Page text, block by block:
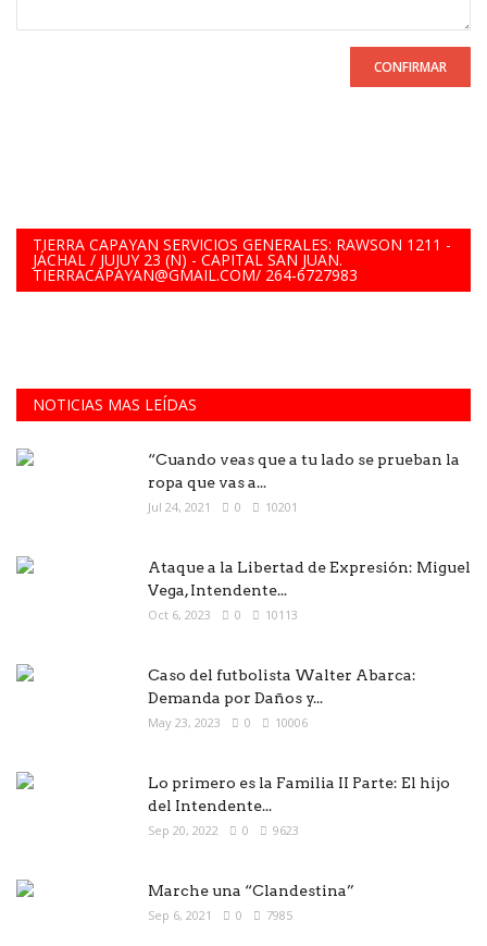
CONFIRMAR
TIERRA CAPAYAN SERVICIOS GENERALES: RAWSON 1211 -
JÁCHAL / JUJUY 23 (N) - CAPITAL SAN JUAN.
TIERRACAPAYAN@GMAIL.COM/ 264-6727983
NOTICIAS MAS LEÍDAS
“Cuando veas que a tu lado se prueban la
ropa que vas a...
Jul 24, 2021 0 10201
Ataque a la Libertad de Expresión: Miguel
Vega, Intendente...
Oct 6, 2023 0 10113
Caso del futbolista Walter Abarca:
Demanda por Daños y...
May 23, 2023 0 10006
Lo primero es la Familia II Parte: El hijo
del Intendente...
Sep 20, 2022 0 9623
Marche una “Clandestina”
Sep 6, 2021 0 7985